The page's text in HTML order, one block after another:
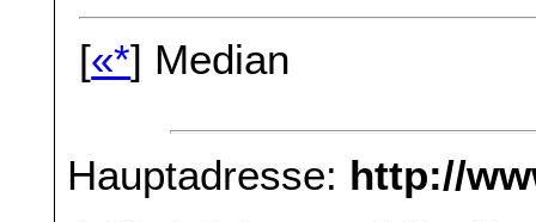
[«*] Median
Hauptadresse: http://